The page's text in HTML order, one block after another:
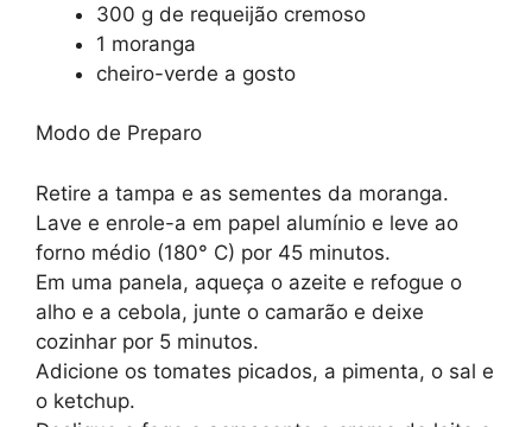
300 g de requeijão cremoso
1 moranga
cheiro-verde a gosto
Modo de Preparo
Retire a tampa e as sementes da moranga.
Lave e enrole-a em papel alumínio e leve ao
forno médio (180° C) por 45 minutos.
Em uma panela, aqueça o azeite e refogue o
alho e a cebola, junte o camarão e deixe
cozinhar por 5 minutos.
Adicione os tomates picados, a pimenta, o sal e
o ketchup.